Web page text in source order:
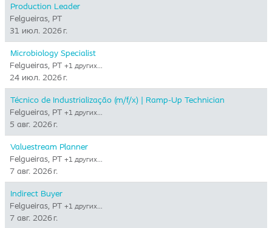
Production Leader
Felgueiras, PT
31 июл. 2026 г.
Microbiology Specialist
Felgueiras, PT +1 других…
24 июл. 2026 г.
Técnico de Industrialização (m/f/x) | Ramp-Up Technician
Felgueiras, PT +1 других…
5 авг. 2026 г.
Valuestream Planner
Felgueiras, PT +1 других…
7 авг. 2026 г.
Indirect Buyer
Felgueiras, PT +1 других…
7 авг. 2026 г.